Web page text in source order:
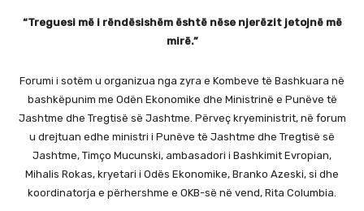
“Treguesi më i rëndësishëm është nëse njerëzit jetojnë më
mirë.”
Forumi i sotëm u organizua nga zyra e Kombeve të Bashkuara në
bashkëpunim me Odën Ekonomike dhe Ministrinë e Punëve të
Jashtme dhe Tregtisë së Jashtme. Përveç kryeministrit, në forum
u drejtuan edhe ministri i Punëve të Jashtme dhe Tregtisë së
Jashtme, Timço Mucunski, ambasadori i Bashkimit Evropian,
Mihalis Rokas, kryetari i Odës Ekonomike, Branko Azeski, si dhe
koordinatorja e përhershme e OKB-së në vend, Rita Columbia.